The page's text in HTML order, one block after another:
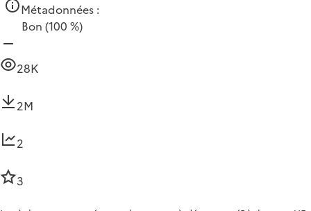
Métadonnées :
Bon (100 %)
28K
2M
2
3